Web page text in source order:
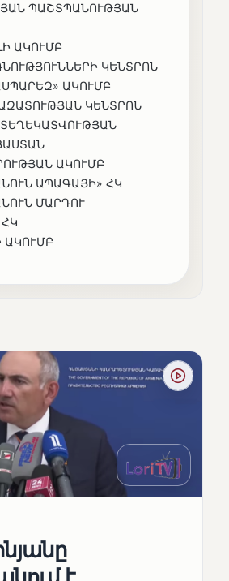
ՊԱՇՏՊԱՆՈՒԹՅԱՆ
ԱԿՈՒՄԲ
ԿԵՆՏՐՈՆ
ԱԿՈՒՄԲ
ԿԵՆՏՐՈՆ
ԱԿՈՒՄԲ
ԱՊԱԳԱՅԻ» ՀԿ
ՄԱՐԴՈՒ
ԱԿՈՒՄԲ